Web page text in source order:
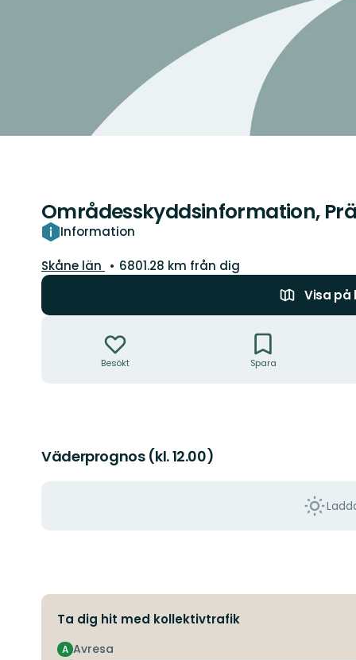
Områdesskyddsinformation,
Information
Län:
Skåne län
6801.28 km från dig
Visa på
Besökt Spara
Väderprognos (kl. 12.00)
Ta dig hit med kollektivtrafik
Avresa
A